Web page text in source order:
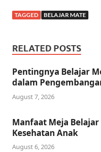
TAGGED BELAJAR MATE
RELATED POSTS
Pentingnya Belajar
dalam
August 7, 2026
Manfaat Meja
Kesehatan Anak
August 6, 2026